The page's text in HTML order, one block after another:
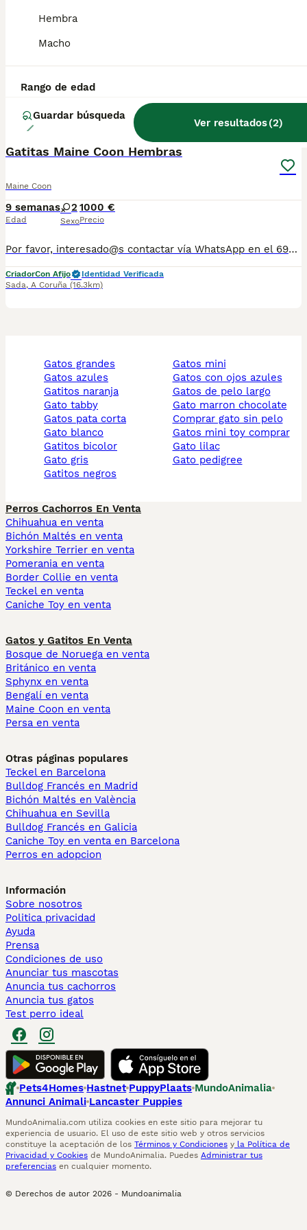
Hembra
Macho
Rango de edad
Guardar búsqueda
Ver resultados(2)
Gatitas Maine Coon Hembras
Maine Coon
9 semanas
Edad
2
Sexo
1000 €
Precio
Por favor, interesado@s contactar vía WhatsApp en el 699239480. Preciosa camada de gatitos criados en ambiente familiar con todo el cariño y cuidados. Nuestros gatitos se entregan a partir de los 3 meses (doblemente desparasitados, vacunados, pasaporte, microchip,contrato, testados de leucemia e inmunodeficiencia) ,pedigree de mascota y kit de bienvenida. Todos nuestros reproductores estan testados y son libres (N/N) de DPK, HCM , SMA y FACTOR XI). En caso necesario pueden viajar a toda España peninsular por transporte especializado. Núcleo zoológico REGANUZ (15/075/0014/CC). Precio
CriadorCon Afijo
Identidad Verificada
Sada, A Coruña (16.3km)
gatos grandes
gatos azules
gatitos naranja
gato tabby
gatos pata corta
gato blanco
gatitos bicolor
gato gris
gatitos negros
gatos mini
gatos con ojos azules
gatos de pelo largo
gato marron chocolate
comprar gato sin pelo
gatos mini toy comprar
gato lilac
gato pedigree
Perros Cachorros En Venta
Chihuahua en venta
Bichón Maltés en venta
Yorkshire Terrier en venta
Pomerania en venta
Border Collie en venta
Teckel en venta
Caniche Toy en venta
Gatos y Gatitos En Venta
Bosque de Noruega en venta
Británico en venta
Sphynx en venta
Bengalí en venta
Maine Coon en venta
Persa en venta
Otras páginas populares
Teckel en Barcelona
Bulldog Francés en Madrid
Bichón Maltés en València
Chihuahua en Sevilla
Bulldog Francés en Galicia
Caniche Toy en venta en Barcelona
Perros en adopcion
Información
Sobre nosotros
Politica privacidad
Ayuda
Prensa
Condiciones de uso
Anunciar tus mascotas
Anuncia tus cachorros
Anuncia tus gatos
Test perro ideal
Pets4Homes Hastnet PuppyPlaats MundoAnimalia
Annunci Animali Lancaster Puppies
MundoAnimalia.com utiliza cookies en este sitio para mejorar tu
experiencia de usuario. El uso de este sitio web y otros servicios
constituye la aceptación de los Términos y Condiciones y la Política de
Privacidad y Cookies de MundoAnimalia. Puedes Administrar tus
preferencias en cualquier momento.
© Derechos de autor 2026 - Mundoanimalia